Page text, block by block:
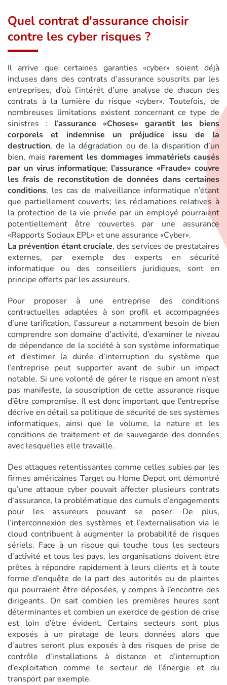
Quel contrat d'assurance choisir
contre les cyber risques ?
Il arrive que certaines garanties «cyber» soient déjà
incluses dans des contrats d’assurance souscrits par les
entreprises, d’où l’intérêt d’une analyse de chacun des
contrats à la lumière du risque «cyber». Toutefois, de
nombreuses limitations existent concernant ce type de
sinistres : l’assurance «Choses» garantit les biens
corporels et indemnise un préjudice issu de la
destruction, de la dégradation ou de la disparition d’un
bien, mais rarement les dommages immatériels causés
par un virus informatique; l’assurance «Fraude» couvre
les frais de reconstitution de données dans certaines
conditions, les cas de malveillance informatique n’étant
que partiellement couverts; les réclamations relatives à
la protection de la vie privée par un employé pourraient
potentiellement être couvertes par une assurance
«Rapports Sociaux EPL» et une assurance «Cyber».
La prévention étant cruciale, des services de prestataires
externes, par exemple des experts en sécurité
informatique ou des conseillers juridiques, sont en
principe offerts par les assureurs.
Pour proposer à une entreprise des conditions
contractuelles adaptées à son profil et accompagnées
d’une tarification, l’assureur a notamment besoin de bien
comprendre son domaine d’activité, d’examiner le niveau
de dépendance de la société à son système informatique
et d’estimer la durée d’interruption du système que
l’entreprise peut supporter avant de subir un impact
notable. Si une volonté de gérer le risque en amont n’est
pas manifeste, la souscription de cette assurance risque
d’être compromise. Il est donc important que l’entreprise
décrive en détail sa politique de sécurité de ses systèmes
informatiques, ainsi que le volume, la nature et les
conditions de traitement et de sauvegarde des données
avec lesquelles elle travaille.
Des attaques retentissantes comme celles subies par les
firmes américaines Target ou Home Depot ont démontré
qu’une attaque cyber pouvait affecter plusieurs contrats
d’assurance, la problématique des cumuls d’engagements
pour les assureurs pouvant se poser. De plus,
l’interconnexion des systèmes et l’externalisation via le
cloud contribuent à augmenter la probabilité de risques
sériels. Face à un risque qui touche tous les secteurs
d’activité et tous les pays, les organisations doivent être
prêtes à répondre rapidement à leurs clients et à toute
forme d’enquête de la part des autorités ou de plaintes
qui pourraient être déposées, y compris à l’encontre des
dirigeants. On sait combien les premières heures sont
déterminantes et combien un exercice de gestion de crise
est loin d’être évident. Certains secteurs sont plus
exposés à un piratage de leurs données alors que
d’autres seront plus exposés à des risques de prise de
contrôle d’installations à distance et d’interruption
d’exploitation comme le secteur de l’énergie et du
transport par exemple.